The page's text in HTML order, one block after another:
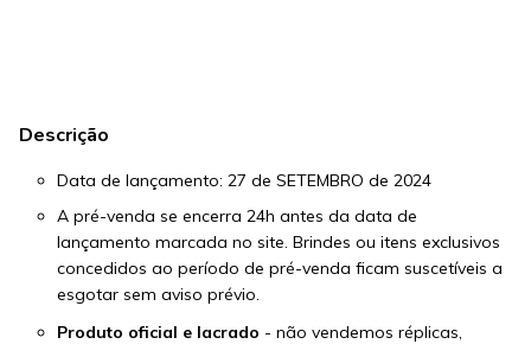
Descrição
Data de lançamento: 27 de SETEMBRO de 2024
A pré-venda se encerra 24h antes da data de
lançamento marcada no site. Brindes ou itens exclusivos
concedidos ao período de pré-venda ficam suscetíveis a
esgotar sem aviso prévio.
Produto oficial e lacrado - não vendemos réplicas,